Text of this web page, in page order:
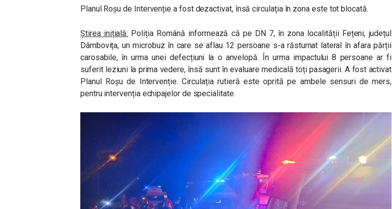
Planul Roșu de Intervenție a fost dezactivat, însă circulația în zona este tot blocată.
Știrea inițială: Poliția Română informează că pe DN 7, în zona localității Fețeni, județul
Dâmbovița, un microbuz în care se aflau 12 persoane s-a răsturnat lateral în afara părții
carosabile, în urma unei defecțiuni la o anvelopă. În urma impactului 8 persoane ar fi
suferit leziuni la prima vedere, însă sunt în evaluare medicală toți pasagerii. A fost activat
Planul Roșu de Intervenție. Circulația rutieră este oprită pe ambele sensuri de mers,
pentru intervenția echipajelor de specialitate.